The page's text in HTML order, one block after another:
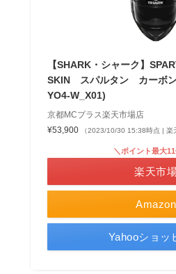
【SHARK・シャーク】
SKIN スパルタン カーボ
YO4-W_X01)
京都MCプラス楽天市場店
¥53,900
（2023/10/30 15:38時点 | 楽
Amazon
＼ポイント最大
楽天市
Yahooショッ